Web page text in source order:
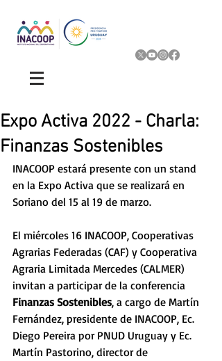
Expo Activa 2022 - Charla:
Finanzas Sostenibles
INACOOP estará presente con un stand
en la Expo Activa que se realizará en
Soriano del 15 al 19 de marzo.
El miércoles 16 INACOOP, Cooperativas
Agrarias Federadas (CAF) y Cooperativa
Agraria Limitada Mercedes (CALMER)
invitan a participar de la conferencia
Finanzas Sostenibles, a cargo de Martín
Fernández, presidente de INACOOP, Ec.
Diego Pereira por PNUD Uruguay y Ec.
Martín Pastorino, director de